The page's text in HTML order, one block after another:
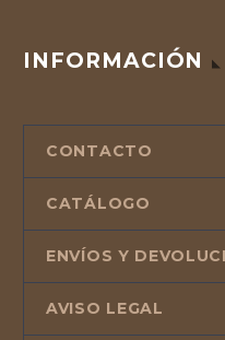
INFORMACIÓN
CONTACTO
CATÁLOGO
ENVÍOS Y
AVISO LEGAL